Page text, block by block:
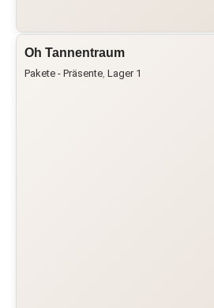
Oh Tannentraum
Pakete - Präsente, Lager 1